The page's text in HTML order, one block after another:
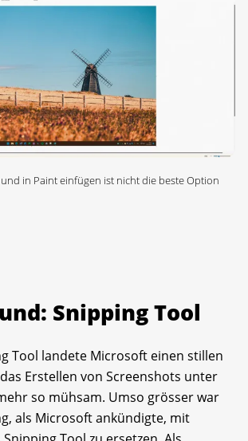
in Paint einfügen ist nicht die beste Option
Snipping Tool
Tool landete Microsoft einen stillen
Erstellen von Screenshots unter
so mühsam. Umso grösser war
als Microsoft ankündigte, mit